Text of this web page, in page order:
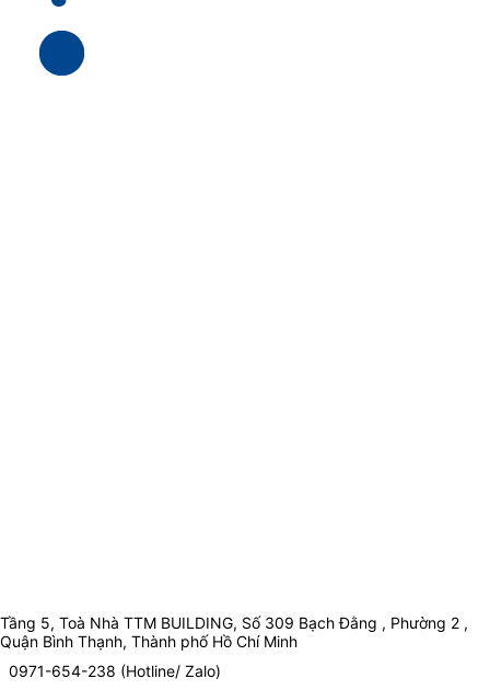
Tầng 5, Toà Nhà TTM BUILDING, Số 309 Bạch Đằng , Phường 2 ,
Quận Bình Thạnh, Thành phố Hồ Chí Minh
0971-654-238 (Hotline/ Zalo)